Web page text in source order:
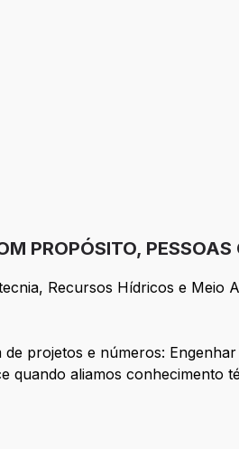
PROPÓSITO, PESSOAS
Recursos Hídricos e Meio
projetos e números:
quando aliamos conhecimento